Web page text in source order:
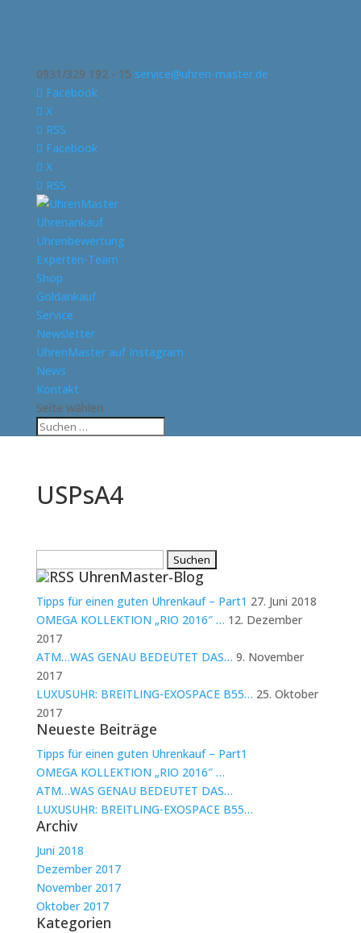
0931/329 192 - 15 service@uhren-master.de
Facebook
X
RSS
Facebook
X
RSS
Uhrenankauf
Uhrenbewertung
Experten-Team
Shop
Goldankauf
Service
Newsletter
UhrenMaster auf Instagram
News
Kontakt
Seite wählen
USPsA4
nach:
UhrenMaster-Blog
Tipps für einen guten Uhrenkauf – Part1 27. Juni 2018
OMEGA KOLLEKTION „RIO 2016″ … 12. Dezember
2017
ATM…WAS GENAU BEDEUTET DAS… 9. November
2017
LUXUSUHR: BREITLING-EXOSPACE B55… 25. Oktober
2017
Neueste Beiträge
Tipps für einen guten Uhrenkauf – Part1
OMEGA KOLLEKTION „RIO 2016″ …
ATM…WAS GENAU BEDEUTET DAS…
LUXUSUHR: BREITLING-EXOSPACE B55…
Archiv
Juni 2018
Dezember 2017
November 2017
Oktober 2017
Kategorien